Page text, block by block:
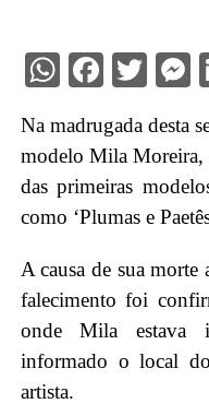
Na madrugada desta
modelo Mila
das primeiras
como ‘Plumas e
A causa de sua
falecimento foi
onde Mila estava
informado o local
artista.